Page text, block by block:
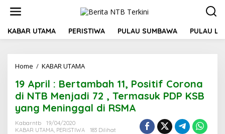
t
KABAR UTAMA PERISTIWA PULAU SUMBAWA PULAU
Home / KABAR UTAMA
A
p
r
i
19 April : Bertambah 11, Positif Corona
di NTB Menjadi 72 , Termasuk PDP KSB
yang Meninggal di RSMA
Kabarntb
19/04/2020
KABAR UTAMA, PERISTIWA 183 Dilihat